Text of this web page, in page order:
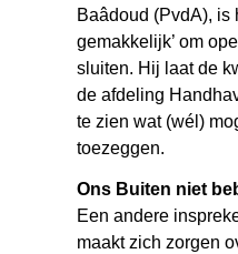
Baâdoud (PvdA), is
gemakkelijk’ om
sluiten. Hij laat de
de afdeling
te zien wat (wél)
toezeggen.
Ons Buiten niet
Een andere
maakt zich zorgen